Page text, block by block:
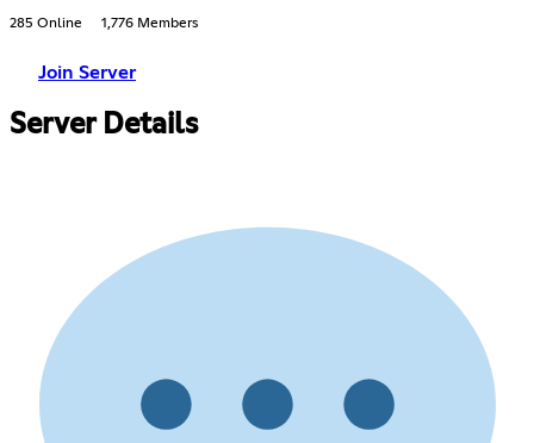
285 Online 1,776 Members
Join Server
Server Details